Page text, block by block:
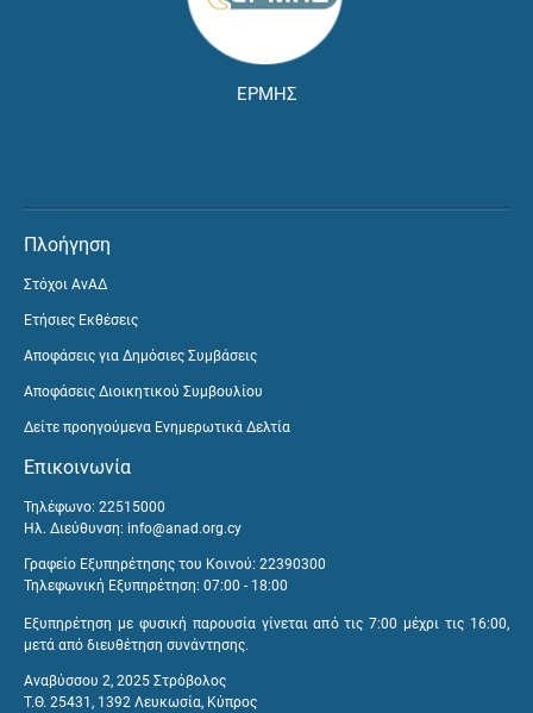
ΕΡΜΗΣ
Πλοήγηση
Στόχοι ΑνΑΔ
Ετήσιες Εκθέσεις
Αποφάσεις για Δημόσιες Συμβάσεις
Αποφάσεις Διοικητικού Συμβουλίου
Δείτε προηγούμενα Ενημερωτικά Δελτία
Επικοινωνία
Τηλέφωνο: 22515000
Ηλ. Διεύθυνση: info@anad.org.cy
Γραφείο Εξυπηρέτησης του Κοινού: 22390300
Τηλεφωνική Εξυπηρέτηση: 07:00 - 18:00
Εξυπηρέτηση με φυσική παρουσία γίνεται από τις 7:00 μέχρι τις 16:00,
μετά από διευθέτηση συνάντησης.
Αναβύσσου 2, 2025 Στρόβολος
Τ.Θ. 25431, 1392 Λευκωσία, Κύπρος